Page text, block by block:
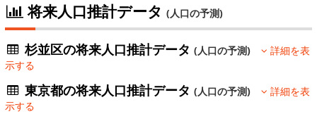
将来人口推計データ (人口の予測)
杉並区の将来人口推計データ(人口の予測)
詳細を表
示する
東京都の将来人口推計データ(人口の予測)
詳細を表
示する